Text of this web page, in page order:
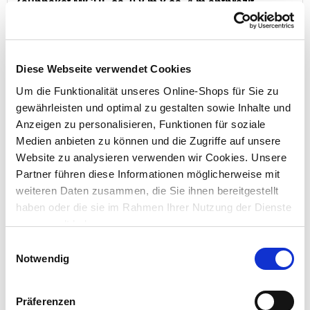
Diese Webseite verwendet Cookies
Um die Funktionalität unseres Online-Shops für Sie zu
gewährleisten und optimal zu gestalten sowie Inhalte und
Anzeigen zu personalisieren, Funktionen für soziale
Medien anbieten zu können und die Zugriffe auf unsere
Website zu analysieren verwenden wir Cookies. Unsere
Partner führen diese Informationen möglicherweise mit
weiteren Daten zusammen, die Sie ihnen bereitgestellt
haben oder die sie im Rahmen Ihrer Nutzung der Dienste
gesammelt haben.
Notwendig
Präferenzen
Zaunpaket MICHL ca. 0,8 m x ca. 4 m anthrazit
Preis reduziert von
UVP 312,00 €auf
Menge